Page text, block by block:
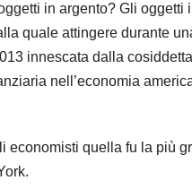
in argento? Gli oggetti
quale attingere durante
innescata dalla cosiddetta
nell’economia
economisti quella fu la più